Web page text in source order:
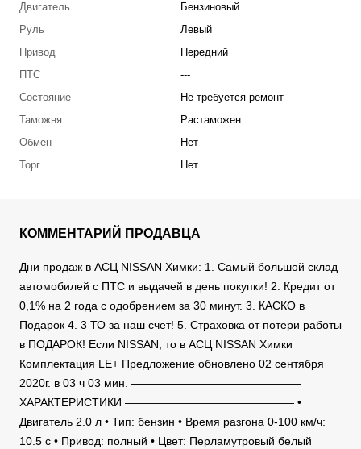
Двигатель
Бензиновый
Руль
Левый
Привод
Передний
ПТС
---
Состояние
Не требуется ремонт
Таможня
Растаможен
Обмен
Нет
Торг
Нет
КОММЕНТАРИЙ ПРОДАВЦА
Дни продаж в АСЦ NISSAN Химки: 1. Самый большой склад
автомобилей с ПТС и выдачей в день покупки! 2. Кредит от
0,1% на 2 года с одобрением за 30 минут. 3. КАСКО в
Подарок 4. 3 ТО за наш счет! 5. Страховка от потери работы
в ПОДАРОК! Если NISSAN, то в АСЦ NISSAN Химки
Комплектация LE+ Предложение обновлено 02 сентября
2020г. в 03 ч 03 мин. ———————————————
ХАРАКТЕРИСТИКИ ——————————————— •
Двигатель 2.0 л • Тип: бензин • Время разгона 0-100 км/ч:
10.5 c • Привод: полный • Цвет: Перламутровый белый